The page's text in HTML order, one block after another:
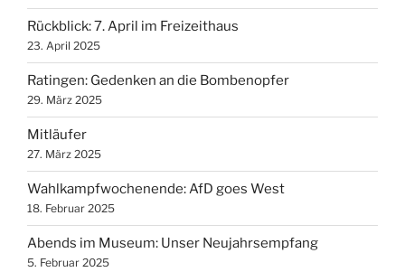
Rückblick: 7. April im Freizeithaus
23. April 2025
Ratingen: Gedenken an die Bombenopfer
29. März 2025
Mitläufer
27. März 2025
Wahlkampfwochenende: AfD goes West
18. Februar 2025
Abends im Museum: Unser Neujahrsempfang
5. Februar 2025